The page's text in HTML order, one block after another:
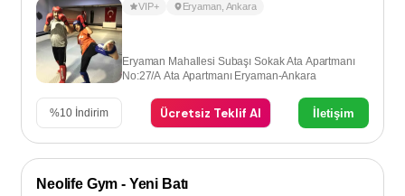
VIP+ Eryaman, Ankara
Eryaman Mahallesi Subaşı Sokak Ata Apartmanı
No:27/A Ata Apartmanı Eryaman-Ankara
%10 İndirim Ücretsiz Teklif Al İletişim
Neolife Gym - Yeni Batı